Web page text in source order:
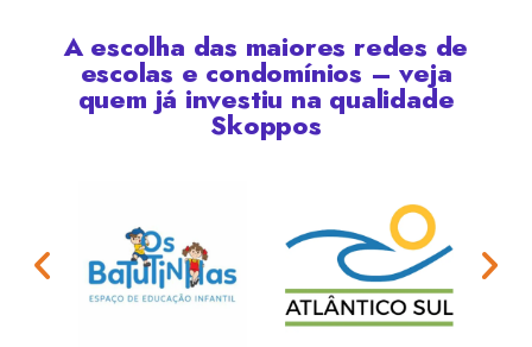
A escolha das maiores redes de
escolas e condomínios – veja
quem já investiu na qualidade
Skoppos